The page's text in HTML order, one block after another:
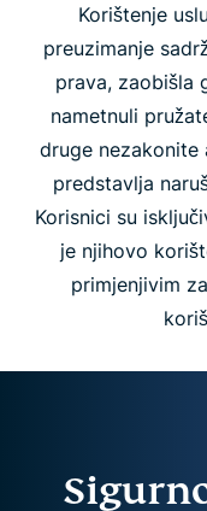
Korištenje
preuzimanje
prava, zaobišla
nametnuli
druge
predstavlja
Korisnici su
je njihovo
primjenjivim